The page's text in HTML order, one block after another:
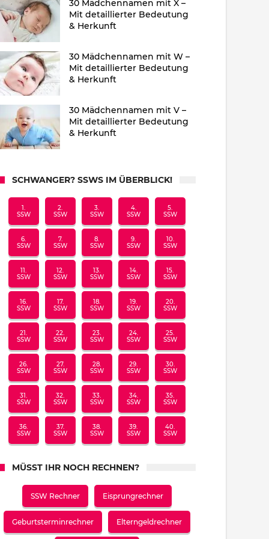
30 Mädchennamen mit X –
Mit detaillierter Bedeutung
& Herkunft
30 Mädchennamen mit W –
Mit detaillierter Bedeutung
& Herkunft
30 Mädchennamen mit V –
Mit detaillierter Bedeutung
& Herkunft
SCHWANGER? SSWS IM ÜBERBLICK!
1.
SSW
2.
SSW
3.
SSW
4.
SSW
5.
SSW
6.
SSW
7.
SSW
8.
SSW
9.
SSW
10.
SSW
11.
SSW
12.
SSW
13.
SSW
14.
SSW
15.
SSW
16.
SSW
17.
SSW
18.
SSW
19.
SSW
20.
SSW
21.
SSW
22.
SSW
23.
SSW
24.
SSW
25.
SSW
26.
SSW
27.
SSW
28.
SSW
29.
SSW
30.
SSW
31.
SSW
32.
SSW
33.
SSW
34.
SSW
35.
SSW
36.
SSW
37.
SSW
38.
SSW
39.
SSW
40.
SSW
MÜSST IHR NOCH RECHNEN?
SSW Rechner Eisprungrechner
Geburtsterminrechner Elterngeldrechner